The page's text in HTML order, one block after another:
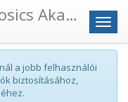
Menü
Szeged-Csanád Grosics Akadémia
a jobb felhasználói
biztosításához,